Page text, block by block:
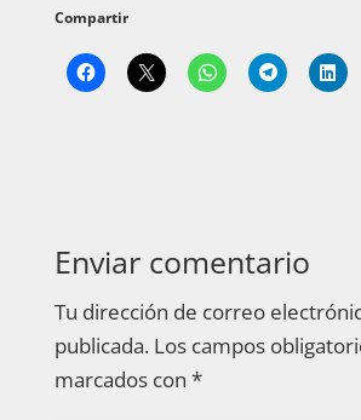
Compartir
Enviar comentario
Tu dirección de correo
publicada. Los campos
marcados con *